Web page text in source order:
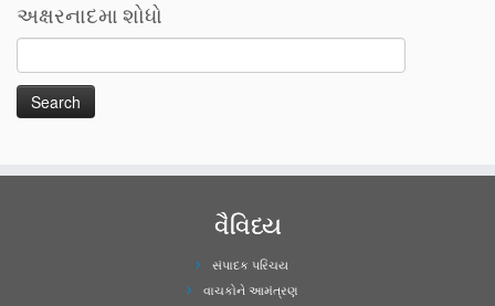
અક્ષરનાદમા શોધો
વૈવિધ્ય
સંપાદક પરિચય
વાચકોને આમંત્રણ